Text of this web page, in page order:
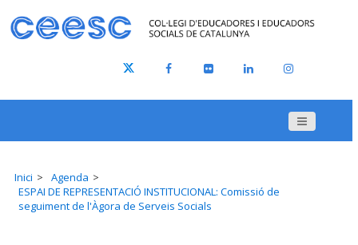
Inici
Agenda
ESPAI DE REPRESENTACIÓ INSTITUCIONAL: Comissió de
seguiment de l'Àgora de Serveis Socials